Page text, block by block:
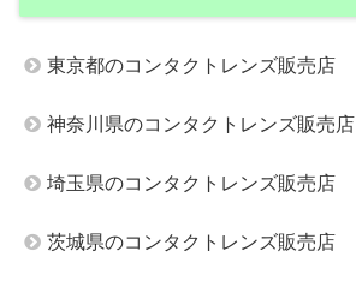
東京都のコンタクトレンズ販売店
神奈川県のコンタクトレンズ販売店
埼玉県のコンタクトレンズ販売店
茨城県のコンタクトレンズ販売店